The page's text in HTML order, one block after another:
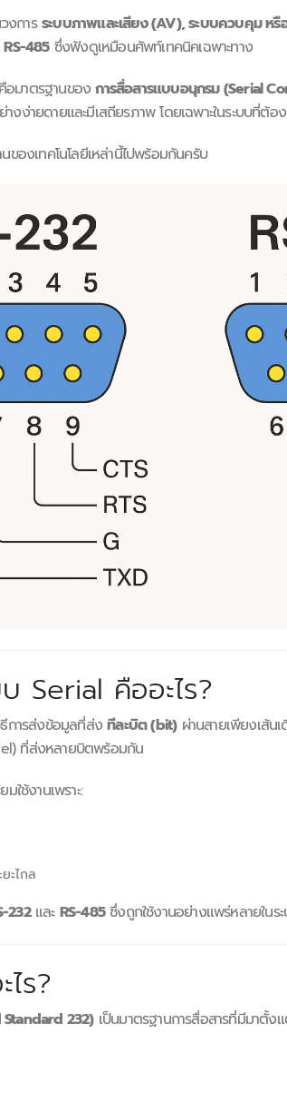
งการระบบภาพและเสียง (AV), ระบบควบคุม ห
RS-485ซึ่งฟังดูเหมือนศัพท์เทคนิคเฉพาะทาง
อมาตรฐานของการสื่อสารแบบอนุกรม (Serial
งง่ายดายและมีเสถียรภาพ โดยเฉพาะในระบบที่ต้อ
นของเทคโนโลยีเหล่านี้ไปพร้อมกันครับ
Serial คืออะไร?
การส่งข้อมูลที่ส่งทีละบิต (bit)ผ่านสายเพียงเส้
ที่ส่งหลายบิตพร้อมกัน
ช้งานเพราะ:
ะไกล
232และ RS-485ซึ่งถูกใช้งานอย่างแพร่หลายในร
ร?
232)เป็นมาตรฐานการสื่อสารที่มีมาตั้ง